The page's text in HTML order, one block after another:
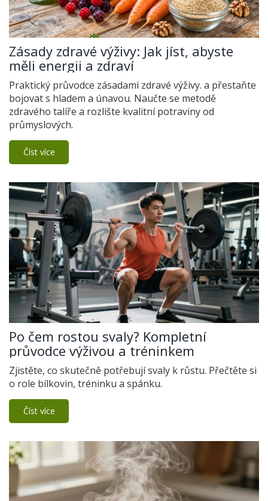
Zásady zdravé výživy: Jak jíst, abyste
měli energii a zdraví
Praktický průvodce zásadami zdravé výživy. a přestaňte
bojovat s hladem a únavou. Naučte se metodě
zdravého talíře a rozlište kvalitní potraviny od
průmyslových.
Číst více
Po čem rostou svaly? Kompletní
průvodce výživou a tréninkem
Zjistěte, co skutečně potřebují svaly k růstu. Přečtěte si
o role bílkovin, tréninku a spánku.
Číst více